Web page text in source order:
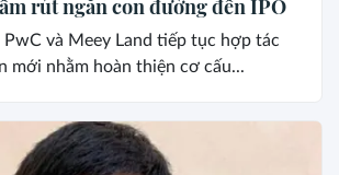
rút ngắn con đường đến IPO
và Meey Land tiếp tục hợp tác
mới nhằm hoàn thiện cơ cấu...